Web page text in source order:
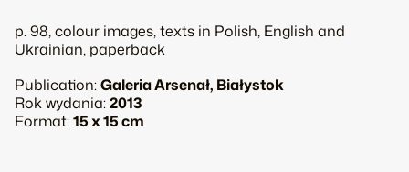
p. 98, colour images, texts in Polish, English and
Ukrainian, paperback
Publication:Galeria Arsenał, Białystok
Rok wydania:2013
Format:15 x 15 cm